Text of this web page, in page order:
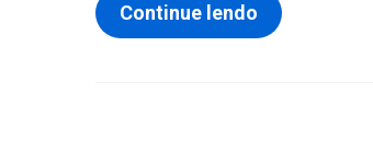
Continue lendo